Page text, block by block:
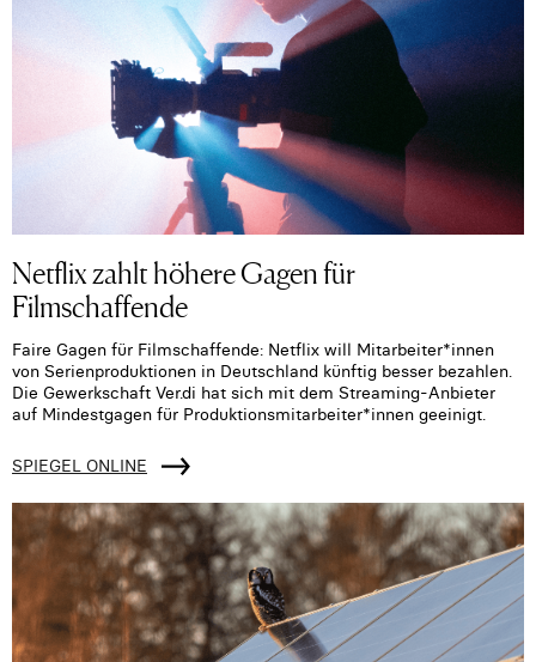
Netflix zahlt höhere Gagen für
Filmschaffende
Faire Gagen für Filmschaffende: Netflix will Mitarbeiter*innen
von Serienproduktionen in Deutschland künftig besser bezahlen.
Die Gewerkschaft Ver.di hat sich mit dem Streaming-Anbieter
auf Mindestgagen für Produktionsmitarbeiter*innen geeinigt.
SPIEGEL ONLINE